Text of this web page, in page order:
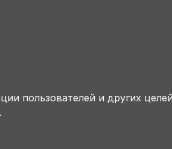
пользователей и других